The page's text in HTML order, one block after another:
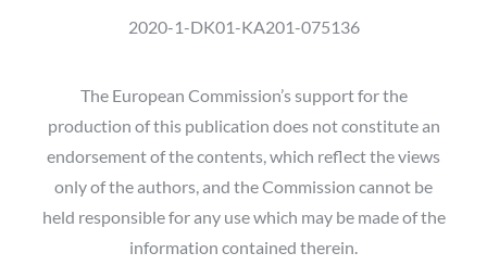
2020-1-DK01-KA201-075136
The European Commission’s support for the
production of this publication does not constitute an
endorsement of the contents, which reflect the views
only of the authors, and the Commission cannot be
held responsible for any use which may be made of the
information contained therein.